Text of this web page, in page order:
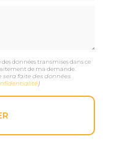
données transmises dans ce
de ma demande.
sera faite des données
)